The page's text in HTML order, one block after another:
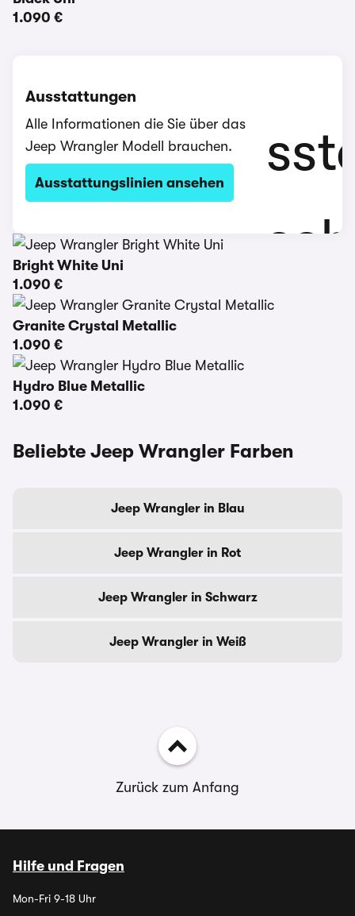
1.090 €
Ausstattungen
Alle Informationen die Sie über das
Jeep Wrangler Modell brauchen.
Ausstattungslinien ansehen
Bright White Uni
1.090 €
Granite Crystal Metallic
1.090 €
Hydro Blue Metallic
1.090 €
Beliebte Jeep Wrangler Farben
Jeep Wrangler in Blau
Jeep Wrangler in Rot
Jeep Wrangler in Schwarz
Jeep Wrangler in Weiß
Zurück zum Anfang
Hilfe und Fragen
Mon-Fri 9-18 Uhr